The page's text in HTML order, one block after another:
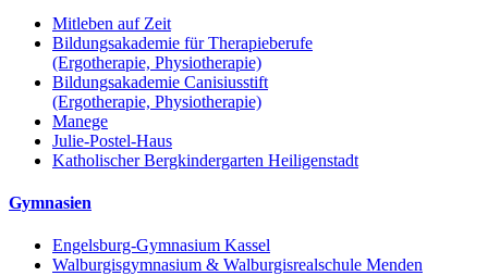
Mitleben auf Zeit
Bildungsakademie für Therapieberufe
(Ergotherapie, Physiotherapie)
Bildungsakademie Canisiusstift
(Ergotherapie, Physiotherapie)
Manege
Julie-Postel-Haus
Katholischer Bergkindergarten Heiligenstadt
Gymnasien
Engelsburg-Gymnasium Kassel
Walburgisgymnasium & Walburgisrealschule Menden